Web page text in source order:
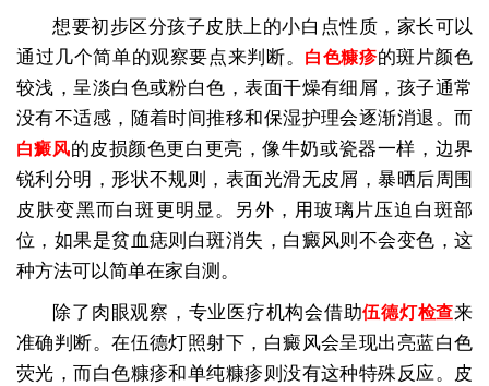
想要初步区分孩子皮肤上的小白点性质，家长可以
通过几个简单的观察要点来判断。
白色糠疹的斑片颜色
较浅，呈淡白色或粉白色，表面干燥有细屑，孩子通常
没有不适感，随着时间推移和保湿护理会逐渐消退。而
白癜风的皮损颜色更白更亮，像牛奶或瓷器一样，边界
锐利分明，形状不规则，表面光滑无皮屑，暴晒后周围
皮肤变黑而白斑更明显。另外，用玻璃片压迫白斑部
位，如果是贫血痣则白斑消失，白癜风则不会变色，这
种方法可以简单在家自测。
除了肉眼观察，专业医疗机构会借助伍德灯检查来
准确判断。在伍德灯照射下，白癜风会呈现出亮蓝白色
荧光，而白色糠疹和单纯糠疹则没有这种特殊反应。皮